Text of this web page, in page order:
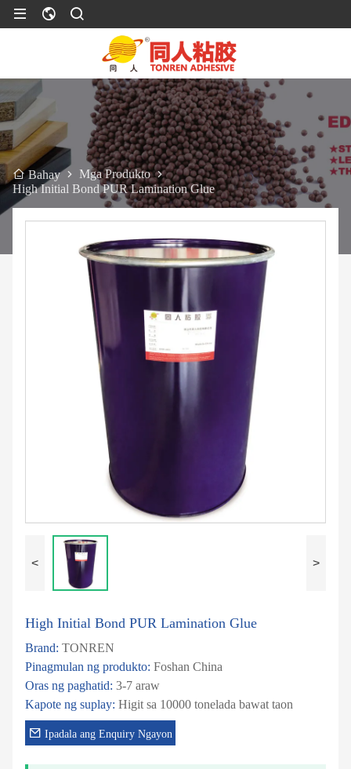
Bahay
Mga Produkto
High Initial Bond PUR Lamination Glue
< >
High Initial Bond PUR Lamination Glue
Brand: TONREN
Pinagmulan ng produkto: Foshan China
Oras ng paghatid: 3-7 araw
Kapote ng suplay: Higit sa 10000 tonelada bawat taon
Ipadala ang Enquiry Ngayon